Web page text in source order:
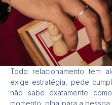
Todo relacionamento tem
exige estratégia, pede
não sabe exatamente
momento, olha para a